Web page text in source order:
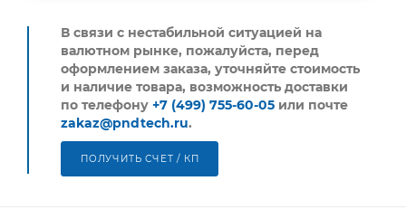
В связи с нестабильной ситуацией на
валютном рынке, пожалуйста, перед
оформлением заказа, уточняйте стоимость
и наличие товара, возможность доставки
по телефону +7 (499) 755-60-05 или почте
zakaz@pndtech.ru.
ПОЛУЧИТЬ СЧЕТ / КП